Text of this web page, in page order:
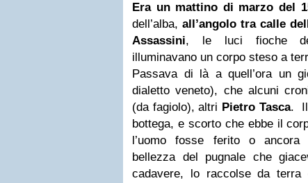
Era un mattino di marzo del
dell’alba,all’angolo tra calle
Assassini, le luci fioche
illuminavano un corpo steso a
Passava di là a quell’ora un
dialetto veneto), che alcuni
(da fagiolo), altri Pietro Tasca. Il
bottega, e scorto che ebbe il
l’uomo fosse ferito o
bellezza del pugnale che
cadavere, lo raccolse da